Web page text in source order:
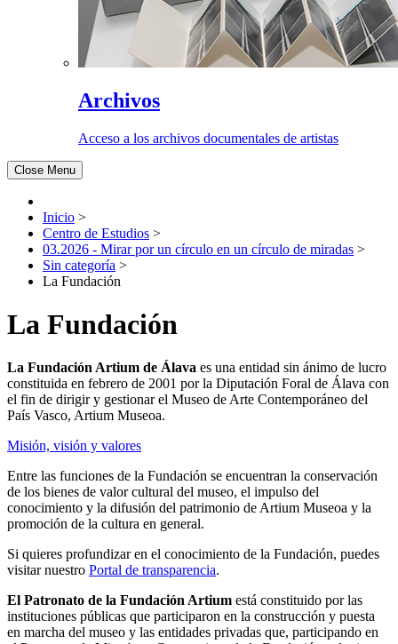
Archivos
Acceso a los archivos documentales de artistas
Close Menu
Inicio >
Centro de Estudios >
03.2026 - Mirar por un círculo en un círculo de miradas >
Sin categoría >
La Fundación
La Fundación
La Fundación Artium de Álava es una entidad sin ánimo de lucro
constituida en febrero de 2001 por la Diputación Foral de Álava con
el fin de dirigir y gestionar el Museo de Arte Contemporáneo del
País Vasco, Artium Museoa.
Misión, visión y valores
Entre las funciones de la Fundación se encuentran la conservación
de los bienes de valor cultural del museo, el impulso del
conocimiento y la difusión del patrimonio de Artium Museoa y la
promoción de la cultura en general.
Si quieres profundizar en el conocimiento de la Fundación, puedes
visitar nuestro Portal de transparencia.
El Patronato de la Fundación Artium está constituido por las
instituciones públicas que participaron en la construcción y puesta
en marcha del museo y las entidades privadas que, participando en